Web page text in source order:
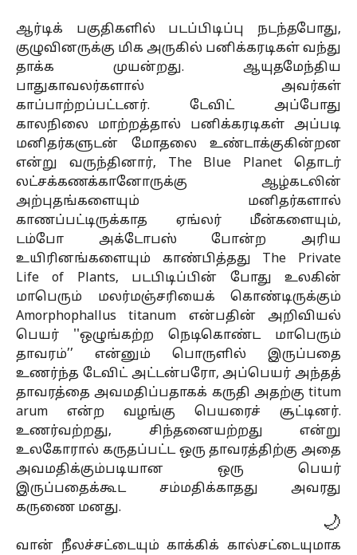
ஆர்டிக் பகுதிகளில் படப்பிடிப்பு நடந்தபோது,
குழுவினருக்கு மிக அருகில் பனிக்கரடிகள் வந்து
தாக்க முயன்றது. ஆயுதமேந்திய
பாதுகாவலர்களால் அவர்கள்
காப்பாற்றப்பட்டனர். டேவிட் அப்போது
காலநிலை மாற்றத்தால் பனிக்கரடிகள் அப்படி
மனிதர்களுடன் மோதலை உண்டாக்குகின்றன
என்று வருந்தினார், The Blue Planet தொடர்
லட்சக்கணக்கானோருக்கு ஆழ்கடலின்
அற்புதங்களையும் மனிதர்களால்
காணப்பட்டிருக்காத ஏங்லர் மீன்களையும்,
டம்போ அக்டோபஸ் போன்ற அரிய
உயிரினங்களையும் காண்பித்தது The Private
Life of Plants, படபிடிப்பின் போது உலகின்
மாபெரும் மலர்மஞ்சரியைக் கொண்டிருக்கும்
Amorphophallus titanum என்பதின் அறிவியல்
பெயர் ''ஒழுங்கற்ற நெடிகொண்ட மாபெரும்
தாவரம்’’ என்னும் பொருளில் இருப்பதை
உணர்ந்த டேவிட் அட்டன்பரோ, அப்பெயர் அந்தத்
தாவரத்தை அவமதிப்பதாகக் கருதி அதற்கு titum
arum என்ற வழங்கு பெயரைச் சூட்டினர்.
உணர்வற்றது, சிந்தனையற்றது என்று
உலகோரால் கருதப்பட்ட ஒரு தாவரத்திற்கு அதை
அவமதிக்கும்படியான ஒரு பெயர்
இருப்பதைக்கூட சம்மதிக்காதது அவரது
கருணை மனது.
வான் நீலச்சட்டையும் காக்கிக் கால்சட்டையுமாக
🌙